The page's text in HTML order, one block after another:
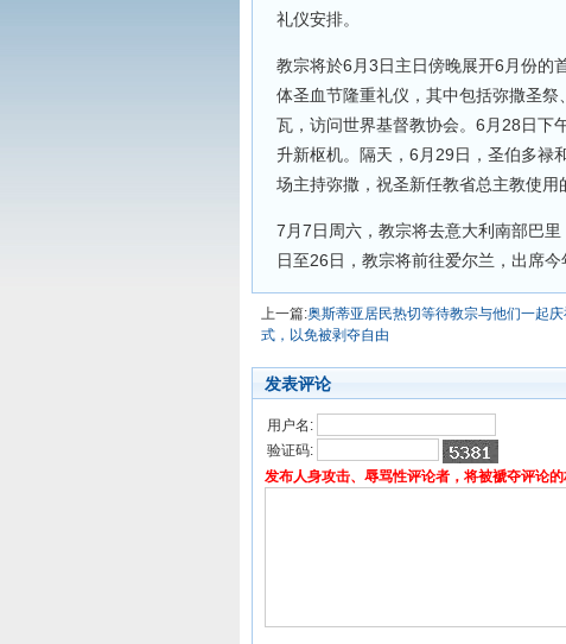
礼仪安排。
教宗将於6月3日主日傍晚展开6月份的
体圣血节隆重礼仪，其中包括弥撒圣
瓦，访问世界基督教协会。6月28日下
升新枢机。隔天，6月29日，圣伯多禄
场主持弥撒，祝圣新任教省总主教使用
7月7日周六，教宗将去意大利南部巴
日至26日，教宗将前往爱尔兰，出席今
上一篇:奥斯蒂亚居民热切等待教宗与他们一起
式，以免被剥夺自由
发表评论
用户名:
验证码:
发布人身攻击、辱骂性评论者，将被褫夺评论的